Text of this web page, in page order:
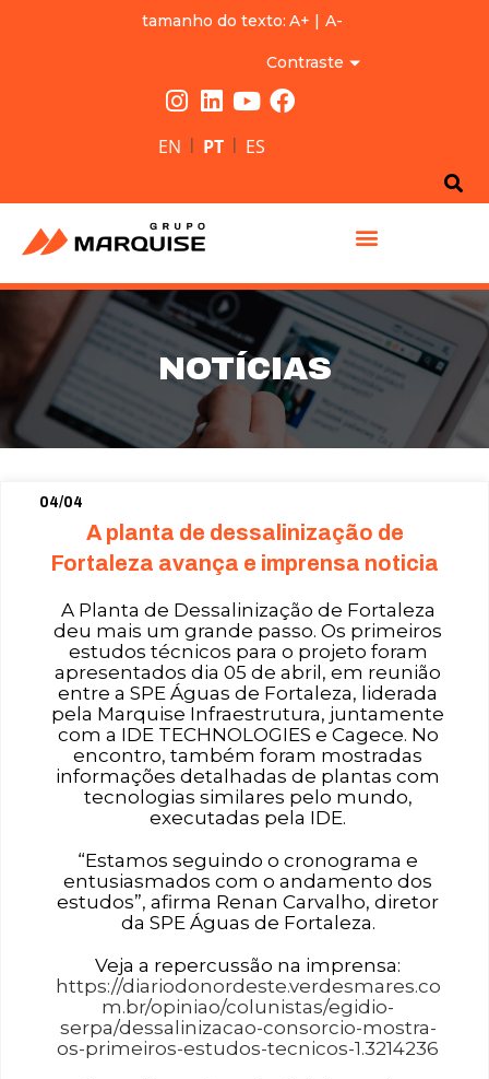
tamanho do texto: A+ | A-
Contraste
EN | PT | ES
NOTÍCIAS
04/04
A planta de dessalinização de
Fortaleza avança e imprensa noticia
A Planta de Dessalinização de Fortaleza
deu mais um grande passo. Os primeiros
estudos técnicos para o projeto foram
apresentados dia 05 de abril, em reunião
entre a SPE Águas de Fortaleza, liderada
pela Marquise Infraestrutura, juntamente
com a IDE TECHNOLOGIES e Cagece. No
encontro, também foram mostradas
informações detalhadas de plantas com
tecnologias similares pelo mundo,
executadas pela IDE.
“Estamos seguindo o cronograma e
entusiasmados com o andamento dos
estudos”, afirma Renan Carvalho, diretor
da SPE Águas de Fortaleza.
Veja a repercussão na imprensa:
https://diariodonordeste.verdesmares.co
m.br/opiniao/colunistas/egidio-
serpa/dessalinizacao-consorcio-mostra-
os-primeiros-estudos-tecnicos-1.3214236